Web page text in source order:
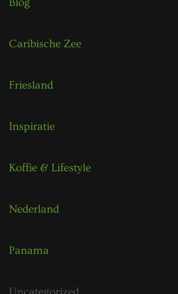
Caribische Zee
Friesland
Inspiratie
Koffie & Lifestyle
Nederland
Panama